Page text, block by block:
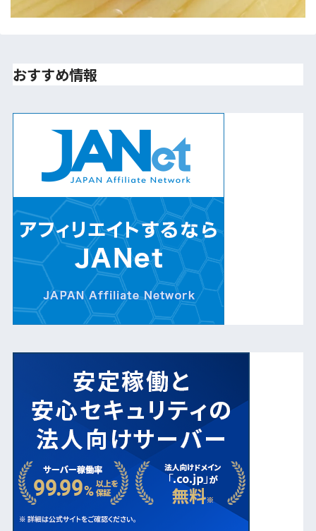
おすすめ情報